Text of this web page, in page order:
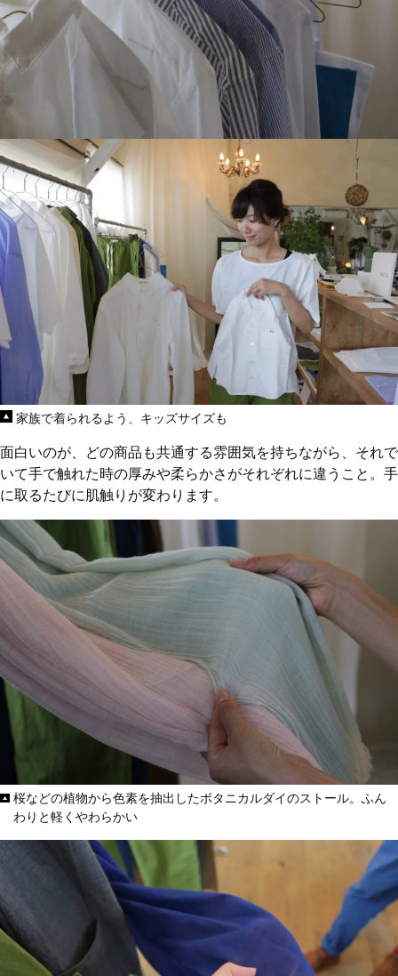
家族で着られるよう、キッズサイズも
面白いのが、どの商品も共通する雰囲気を持ちながら、それで
いて手で触れた時の厚みや柔らかさがそれぞれに違うこと。手
に取るたびに肌触りが変わります。
桜などの植物から色素を抽出したボタニカルダイのストール。ふん
わりと軽くやわらかい